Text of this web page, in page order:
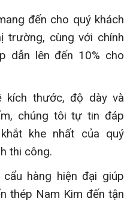
đến cho quý khách
trường, cùng với chính
dẫn lên đến 10% cho
kích thước, độ dày và
chúng tôi tự tin đáp
khe nhất của quý
thi công.
hàng hiện đại giúp
thép Nam Kim đến tận